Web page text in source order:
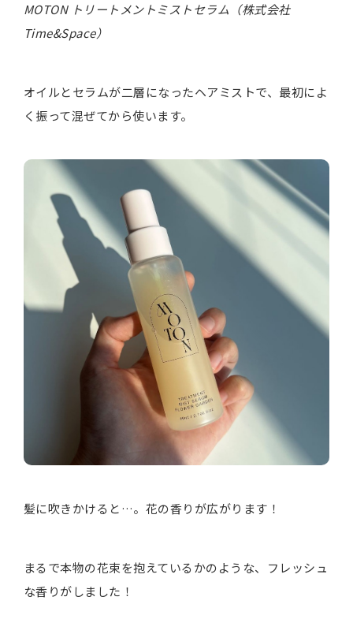
MOTON トリートメントミストセラム（株式会社
Time&Space）
オイルとセラムが二層になったヘアミストで、最初によ
く振って混ぜてから使います。
髪に吹きかけると…。花の香りが広がります！
まるで本物の花束を抱えているかのような、フレッシュ
な香りがしました！